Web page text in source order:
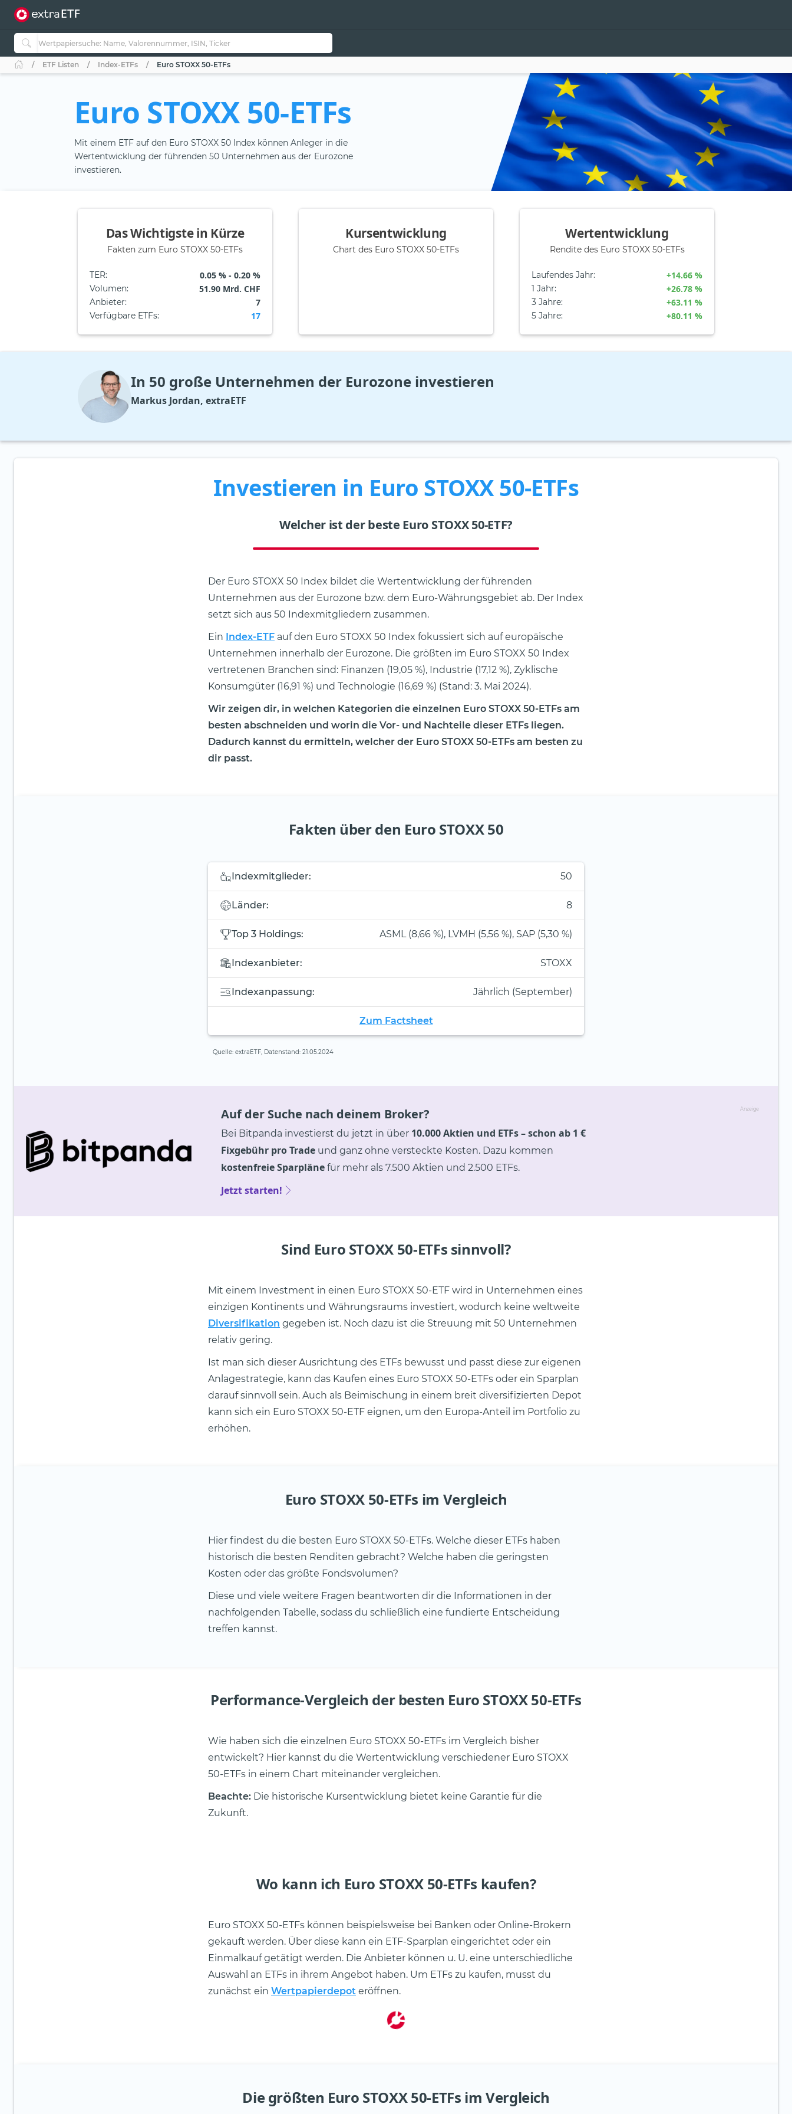
ETF Listen Index-ETFs Euro STOXX 50-ETFs
Euro STOXX 50-ETFs
Mit einem ETF auf den Euro STOXX 50 Index können Anleger in die
Wertentwicklung der führenden 50 Unternehmen aus der Eurozone
investieren.
Das Wichtigste in Kürze
Fakten zum Euro STOXX 50-ETFs
TER: 0.05 % - 0.20 %
Volumen: 51.90 Mrd. CHF
Anbieter: 7
Verfügbare ETFs: 17
Kursentwicklung
Chart des Euro STOXX 50-ETFs
Wertentwicklung
Rendite des Euro STOXX 50-ETFs
Laufendes Jahr: +14.66 %
1 Jahr: +26.78 %
3 Jahre: +63.11 %
5 Jahre: +80.11 %
In 50 große Unternehmen der Eurozone investieren
Markus Jordan, extraETF
Investieren in Euro STOXX 50-ETFs
Welcher ist der beste Euro STOXX 50-ETF?
Der Euro STOXX 50 Index bildet die Wertentwicklung der führenden
Unternehmen aus der Eurozone bzw. dem Euro-Währungsgebiet ab. Der Index
setzt sich aus 50 Indexmitgliedern zusammen.
Ein Index-ETF auf den Euro STOXX 50 Index fokussiert sich auf europäische
Unternehmen innerhalb der Eurozone. Die größten im Euro STOXX 50 Index
vertretenen Branchen sind: Finanzen (19,05 %), Industrie (17,12 %), Zyklische
Konsumgüter (16,91 %) und Technologie (16,69 %) (Stand: 3. Mai 2024).
Wir zeigen dir, in welchen Kategorien die einzelnen Euro STOXX 50-ETFs am
besten abschneiden und worin die Vor- und Nachteile dieser ETFs liegen.
Dadurch kannst du ermitteln, welcher der Euro STOXX 50-ETFs am besten zu
dir passt.
Fakten über den Euro STOXX 50
Indexmitglieder: 50
Länder: 8
Top 3 Holdings: ASML (8,66 %), LVMH (5,56 %), SAP (5,30 %)
Indexanbieter: STOXX
Indexanpassung: Jährlich (September)
Zum Factsheet
Quelle: extraETF, Datenstand: 21.05.2024
Anzeige
Auf der Suche nach deinem Broker?
Bei Bitpanda investierst du jetzt in über 10.000 Aktien und ETFs– schon ab 1 €
Fixgebühr pro Trade und ganz ohne versteckte Kosten. Dazu kommen
kostenfreie Sparpläne für mehr als 7.500 Aktien und 2.500 ETFs.
Jetzt starten!
Sind Euro STOXX 50-ETFs sinnvoll?
Mit einem Investment in einen Euro STOXX 50-ETF wird in Unternehmen eines
einzigen Kontinents und Währungsraums investiert, wodurch keine weltweite
Diversifikation gegeben ist. Noch dazu ist die Streuung mit 50 Unternehmen
relativ gering.
Ist man sich dieser Ausrichtung des ETFs bewusst und passt diese zur eigenen
Anlagestrategie, kann das Kaufen eines Euro STOXX 50-ETFs oder ein Sparplan
darauf sinnvoll sein. Auch als Beimischung in einem breit diversifizierten Depot
kann sich ein Euro STOXX 50-ETF eignen, um den Europa-Anteil im Portfolio zu
erhöhen.
Euro STOXX 50-ETFs im Vergleich
Hier findest du die besten Euro STOXX 50-ETFs. Welche dieser ETFs haben
historisch die besten Renditen gebracht? Welche haben die geringsten
Kosten oder das größte Fondsvolumen?
Diese und viele weitere Fragen beantworten dir die Informationen in der
nachfolgenden Tabelle, sodass du schließlich eine fundierte Entscheidung
treffen kannst.
Performance-Vergleich der besten Euro STOXX 50-ETFs
Wie haben sich die einzelnen Euro STOXX 50-ETFs im Vergleich bisher
entwickelt? Hier kannst du die Wertentwicklung verschiedener Euro STOXX
50-ETFs in einem Chart miteinander vergleichen.
Beachte: Die historische Kursentwicklung bietet keine Garantie für die
Zukunft.
Wo kann ich Euro STOXX 50-ETFs kaufen?
Euro STOXX 50-ETFs können beispielsweise bei Banken oder Online-Brokern
gekauft werden. Über diese kann ein ETF-Sparplan eingerichtet oder ein
Einmalkauf getätigt werden. Die Anbieter können u. U. eine unterschiedliche
Auswahl an ETFs in ihrem Angebot haben. Um ETFs zu kaufen, musst du
zunächst ein Wertpapierdepot eröffnen.
Die größten Euro STOXX 50-ETFs im Vergleich